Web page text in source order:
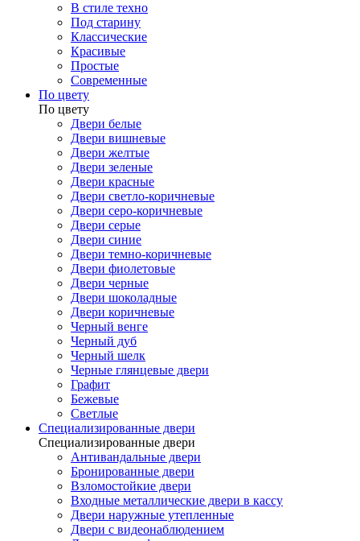
В стиле техно
Под старину
Классические
Красивые
Простые
Современные
По цвету
По цвету
Двери белые
Двери вишневые
Двери желтые
Двери зеленые
Двери красные
Двери светло-коричневые
Двери серо-коричневые
Двери серые
Двери синие
Двери темно-коричневые
Двери фиолетовые
Двери черные
Двери шоколадные
Двери коричневые
Черный венге
Черный дуб
Черный шелк
Черные глянцевые двери
Графит
Бежевые
Светлые
Специализированные двери
Специализированные двери
Антивандальные двери
Бронированные двери
Взломостойкие двери
Входные металлические двери в кассу
Двери наружные утепленные
Двери с видеонаблюдением